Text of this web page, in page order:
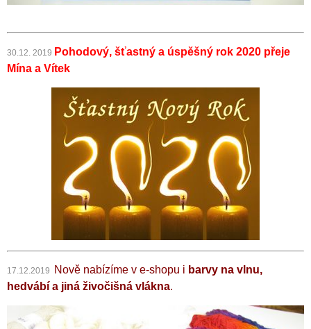
30.12. 2019 Pohodový, šťastný a úspěšný rok 2020 přeje
Mína a Vítek
17.12.2019 Nově nabízíme v e-shopu i barvy na vlnu,
hedvábí a jiná živočišná vlákna.